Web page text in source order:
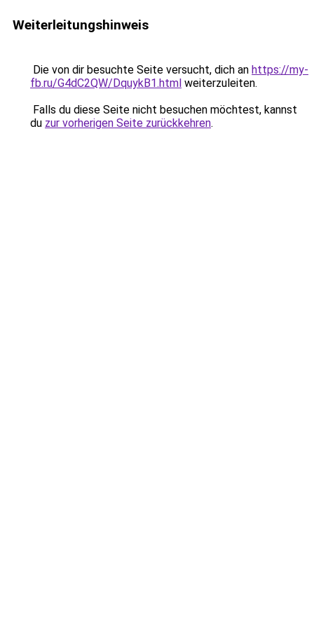
Weiterleitungshinweis
Die von dir besuchte Seite versucht, dich an https://my-
fb.ru/G4dC2QW/DquykB1.html weiterzuleiten.
Falls du diese Seite nicht besuchen möchtest, kannst
du zur vorherigen Seite zurückkehren.